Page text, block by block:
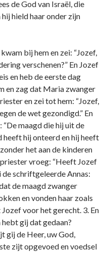
de God van Israël, die
hij hield haar o­nder zijn
bij hem en zei: “Jozef,
verschenen?” En Jozef
en heb de eerste dag
en zag dat Maria zwanger
en zei tot hem: “Jozef,
de wet gezondigd.” En
“De maagd die hij uit de
heeft hij o­nteerd en hij heeft
het aan de kinderen
vroeg: “Heeft Jozef
schriftgeleerde Annas:
de maagd zwanger
en vonden haar zoals
voor het gerecht. 3. En
gij dat gedaan?
gij de Heer, uw God,
zijt opgevoed en voedsel